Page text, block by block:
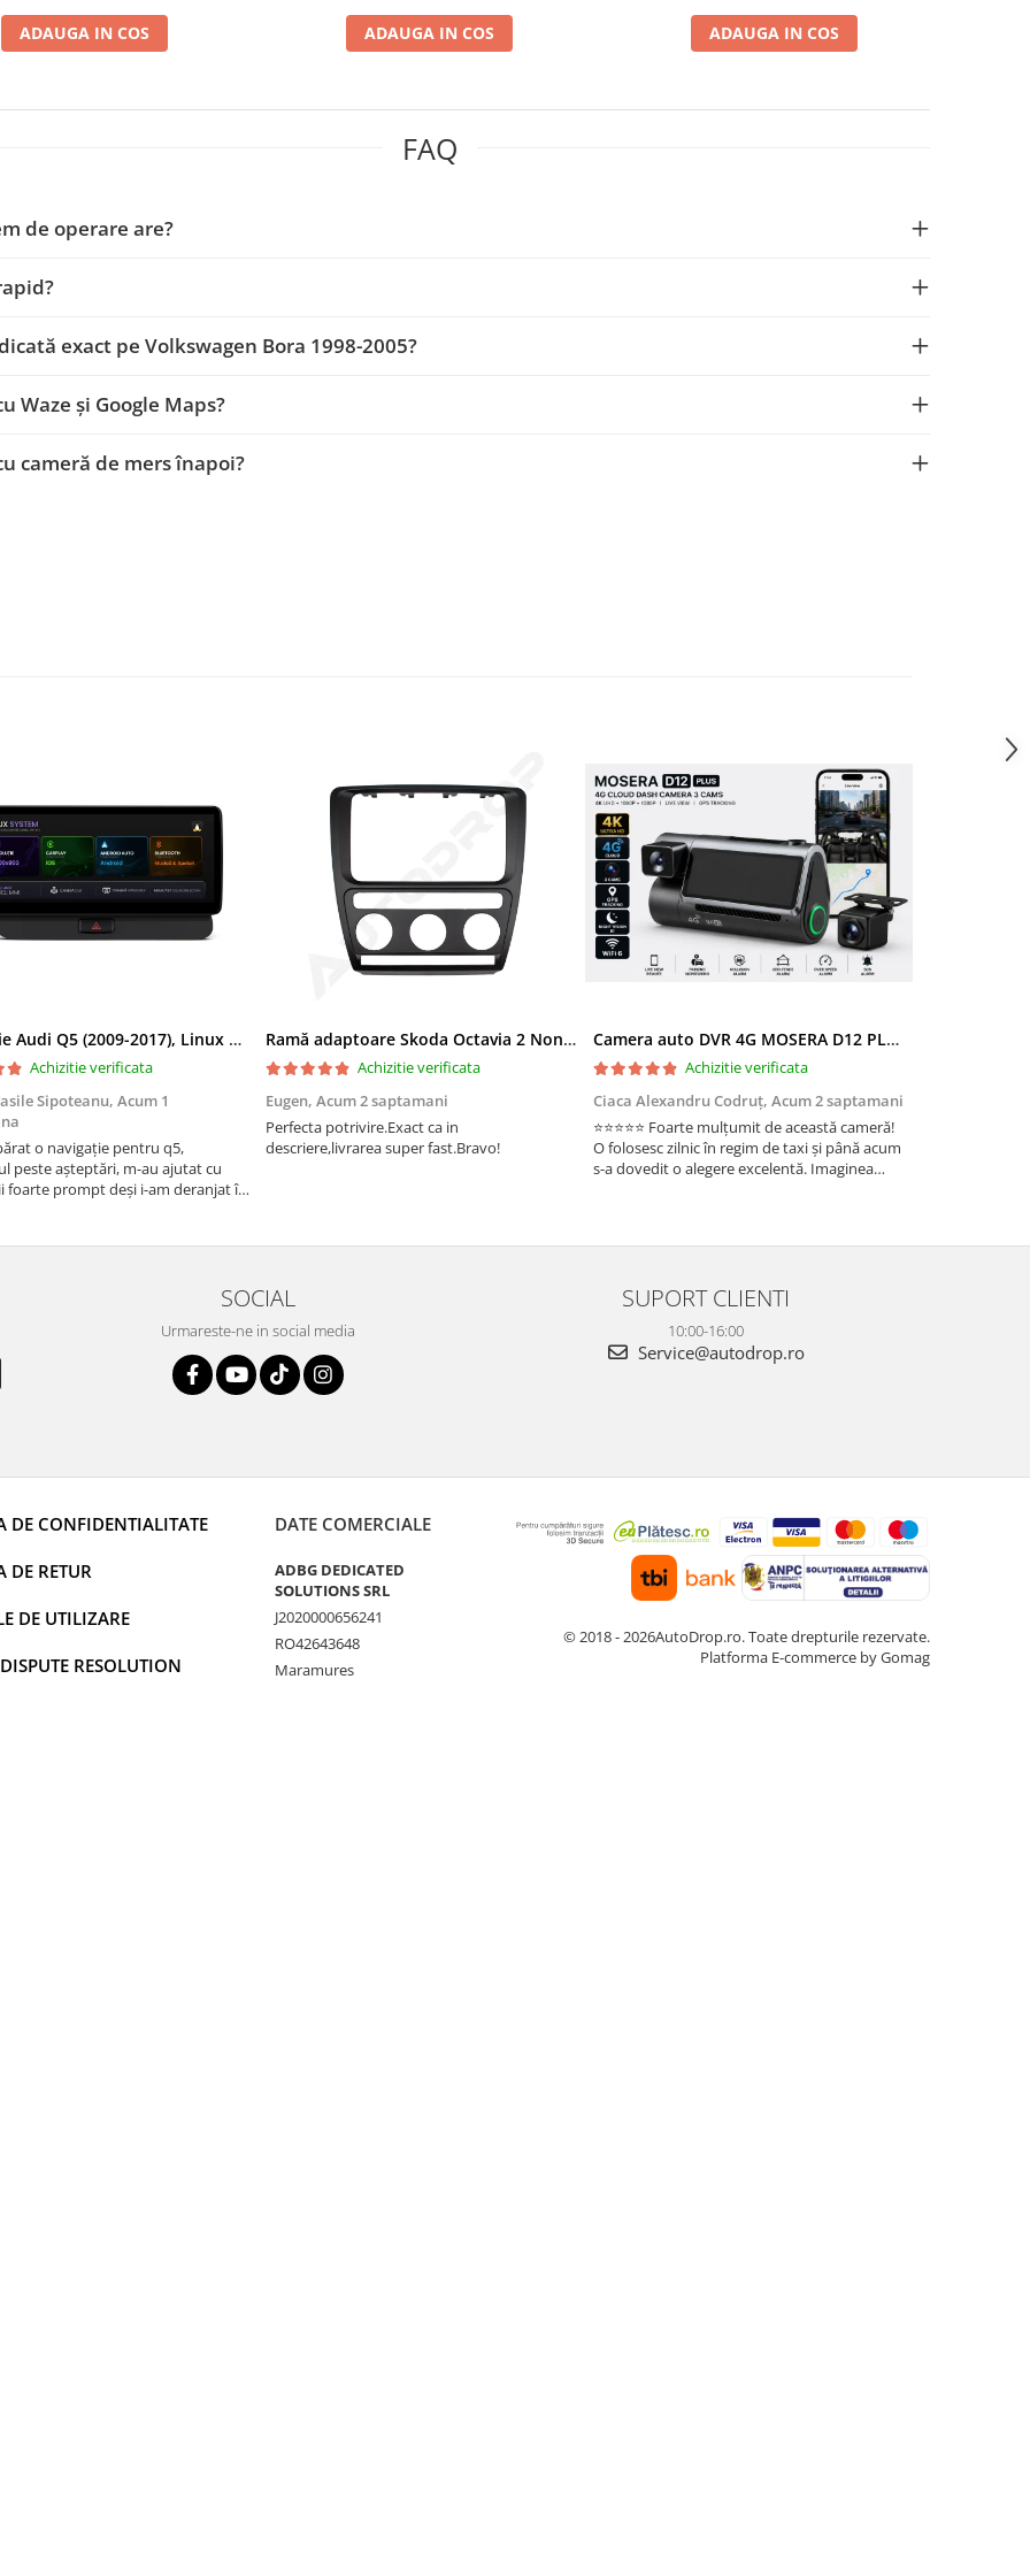
ADAUGA IN COS ADAUGA IN COS ADAUGA IN COS
FAQ
de operare are?
exact pe Volkswagen Bora 1998-2005?
Waze și Google Maps?
cameră de mers înapoi?
Navigatie Audi Q5 (2009-2017), Linux OS & OEM, MMI 3G, CarPlay & Android Auto Wireless, MirrorLink, Camera AHD, 12.3 Inch - AD-BGAALNXH+AD-BGRKITQ5002
Achizitie verificata
Sipoteanu, Acum 1
o navigație pentru q5,
peste așteptări, m-au ajutat cu
foarte prompt deși i-am deranjat în
și pentru vi...
Ramă adaptoare Skoda Octavia 2 Non-Facelift (Auto A/C) 2004-2009 - fațetă 213×133 (RNS 510 / RCD 330), montaj dedicat
Achizitie verificata
Eugen, Acum 2 saptamani
Perfecta potrivire.Exact ca in
descriere,livrarea super fast.Bravo!
Camera auto DVR 4G MOSERA D12 PLUS, 3 camere, 4K UHD + Full HD + Full HD, Sony IMX415, GPS Tracking, WiFi 6, Night Vision IR, Cloud Live View, monitorizare parcare, aplicatie mobil + PC
Achizitie verificata
Ciaca Alexandru Codruț, Acum 2 saptamani
⭐⭐⭐⭐⭐ Foarte mulțumit de această cameră!
O folosesc zilnic în regim de taxi și până acum
s-a dovedit o alegere excelentă. Imaginea
SOCIAL
Urmareste-ne in social media
SUPORT CLIENTI
10:00-16:00
Service@autodrop.ro
DE CONFIDENTIALITATE
DE RETUR
DE UTILIZARE
RESOLUTION
DATE COMERCIALE
ADBG DEDICATED
SOLUTIONS SRL
J2020000656241
RO42643648
Maramures
© 2018 - 2026AutoDrop.ro. Toate drepturile rezervate.
Platforma E-commerce by Gomag